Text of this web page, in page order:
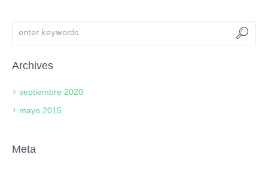
Archives
septiembre 2020
mayo 2015
Meta